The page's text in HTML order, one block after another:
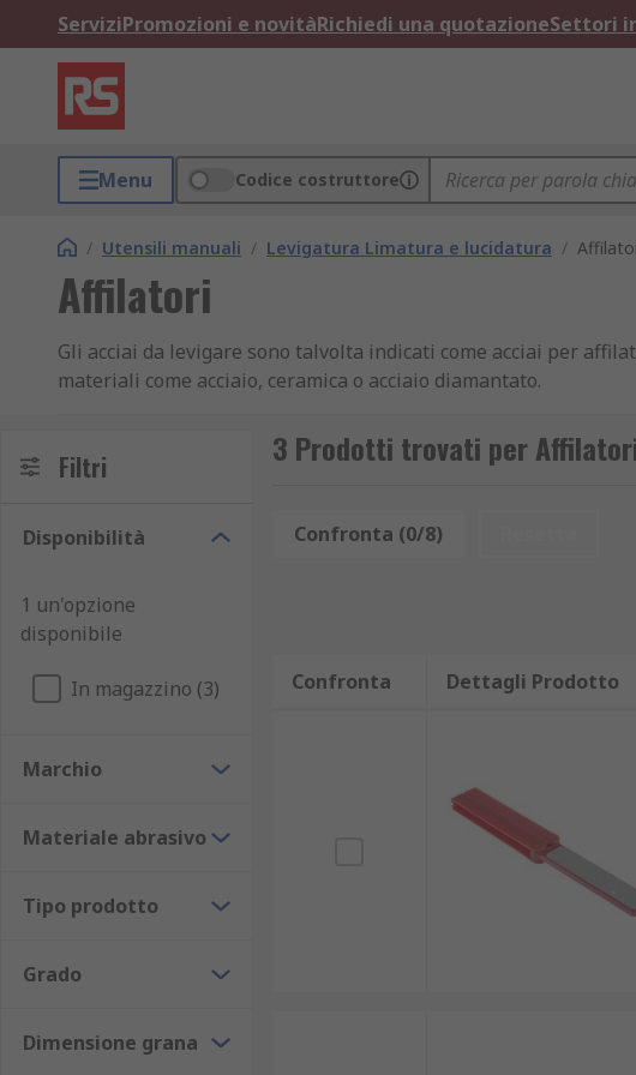
ServiziPromozioni e novitàRichiedi una quotazioneSettori
Menu Codice costruttore
/ Utensili manuali / Levigatura Limatura e lucidatura /
Affilatori
Gli acciai da levigare sono talvolta indicati come acciai per
materiali come acciaio, ceramica o acciaio diamantato.
In che ambito si utilizzano?
Perché è necessario averne uno?
La qualità di taglio di un coltello è determinata dall'angolo di
coltello viene utilizzato costantemente, il suo bordo si smussa
levigare sarà possibile rimuovere il metallo usurato che rende il
Filtri
Disponibilità
1 un'opzione
disponibile
In magazzino (3)
Marchio
Materiale abrasivo
Tipo prodotto
Grado
Dimensione grana
3 Prodotti trovati per
Confronta (0/8)
Confronta Dettagli Prodotto